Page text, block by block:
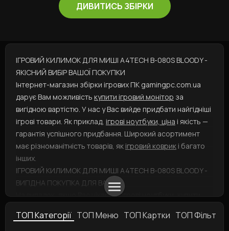
ДИВИТИСЬ ЗБІРКИ
ІГРОВИЙ КИЛИМОК ДЛЯ МИШІ A4TECH B-080S BLOODY -
ЯКІСНИЙ ВИБІР ВАШОЇ ПОКУПКИ
Інтернет-магазин збірки ігрових ПК gamingpc.com.ua
дарує Вам можливість купити ігровий монітор за
вигідною вартістю. У нас у Вас вийде придбати найгідніші
ігрові товари. Як приклад, ігрові ноутбуки, ціна і якість —
гарантія успішного придбання. Широкий асортимент
має різноманітність товарів, як ігровий коврик і багато
інших.
ІГРОВИЙ КИЛИМОК ДЛЯ МИШІ A4TECH B-080S BLOODY -
ВИГІДНА ПОКУПКА ДЛЯ ВАС
На випадок, якщо Вас цікавитьігрові ноутбуки, купити
доставки. Аігрові комп'ютери представлені у
ТОП Категорії ТОП Меню ТОП Картки ТОП Фільтри